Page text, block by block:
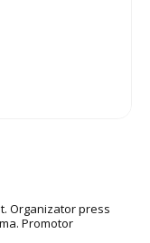
Organizator press
Promotor